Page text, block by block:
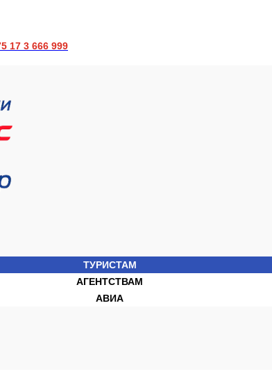
17 3 666 999
ТУРИСТАМ
АГЕНТСТВАМ
АВИА